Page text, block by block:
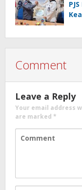
PJS Babel
Comment
Leave a Reply
Your email address
are marked *